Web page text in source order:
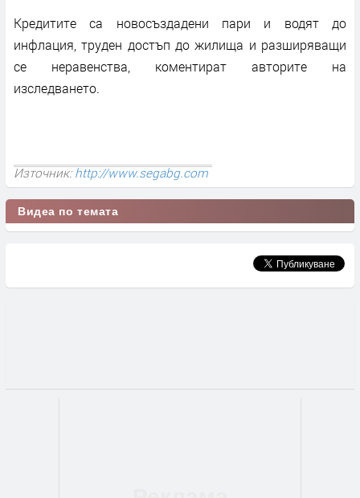
Кредитите са новосъздадени пари и водят до
инфлация, труден достъп до жилища и разширяващи
се неравенства, коментират авторите на
изследването.
Източник:http://www.segabg.com
Видеа по темата